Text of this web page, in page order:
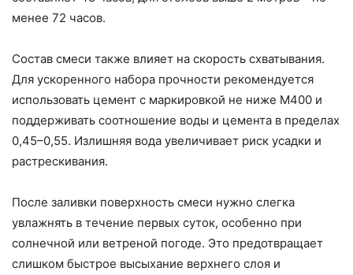
менее 72 часов.
Состав смеси также влияет на скорость схватывания.
Для ускоренного набора прочности рекомендуется
использовать цемент с маркировкой не ниже М400 и
поддерживать соотношение воды и цемента в пределах
0,45–0,55. Излишняя вода увеличивает риск усадки и
растрескивания.
После заливки поверхность смеси нужно слегка
увлажнять в течение первых суток, особенно при
солнечной или ветреной погоде. Это предотвращает
слишком быстрое высыхание верхнего слоя и